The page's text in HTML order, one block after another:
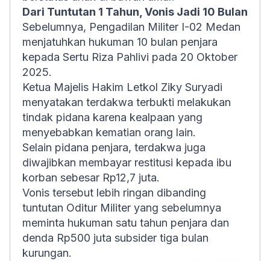
Dari Tuntutan 1 Tahun, Vonis Jadi 10 Bulan
Sebelumnya, Pengadilan Militer I-02 Medan
menjatuhkan hukuman 10 bulan penjara
kepada Sertu Riza Pahlivi pada 20 Oktober
2025.
Ketua Majelis Hakim Letkol Ziky Suryadi
menyatakan terdakwa terbukti melakukan
tindak pidana karena kealpaan yang
menyebabkan kematian orang lain.
Selain pidana penjara, terdakwa juga
diwajibkan membayar restitusi kepada ibu
korban sebesar Rp12,7 juta.
Vonis tersebut lebih ringan dibanding
tuntutan Oditur Militer yang sebelumnya
meminta hukuman satu tahun penjara dan
denda Rp500 juta subsider tiga bulan
kurungan.